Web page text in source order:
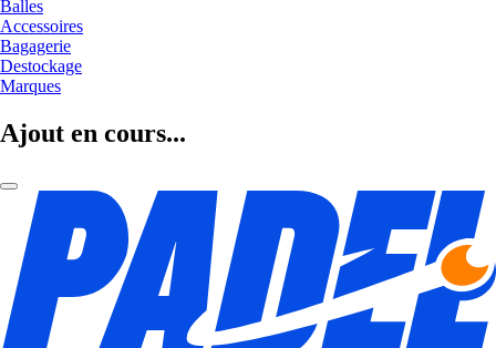
Balles
Accessoires
Bagagerie
Destockage
Marques
Ajout en cours...